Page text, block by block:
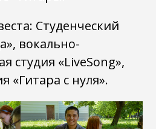
Студенческий
вокально-
студия «LiveSong»,
«Гитара с нуля».